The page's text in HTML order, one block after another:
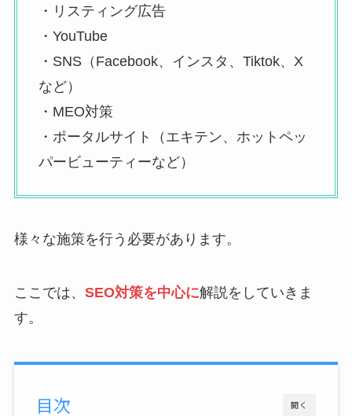
・リスティング広告
・YouTube
・SNS（Facebook、インスタ、Tiktok、X
など）
・MEO対策
・ポータルサイト（エキテン、ホットペッ
パービューティーなど）
様々な施策を行う必要があります。
ここでは、 SEO対策を中心に解説をしていきま
す。
開く
目次